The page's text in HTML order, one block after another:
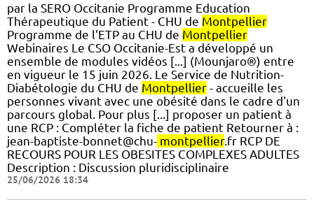
par la SERO Occitanie Programme Education
Thérapeutique du Patient - CHU de Montpellier
Programme de l'ETP au CHU de Montpellier
Webinaires Le CSO Occitanie-Est a développé un
ensemble de modules vidéos [...] (Mounjaro®) entre
en vigueur le 15 juin 2026. Le Service de Nutrition-
Diabétologie du CHU de Montpellier - accueille les
personnes vivant avec une obésité dans le cadre d'un
parcours global. Pour plus [...] proposer un patient à
une RCP : Compléter la fiche de patient Retourner à :
jean-baptiste-bonnet@chu- montpellier.fr RCP DE
RECOURS POUR LES OBESITES COMPLEXES ADULTES
Description : Discussion pluridisciplinaire
25/06/2026 18:34